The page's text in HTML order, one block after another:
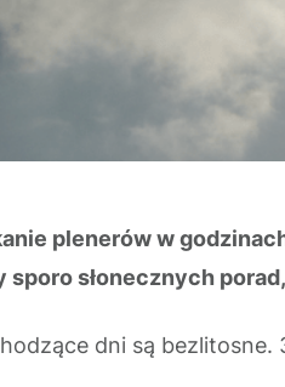
plenerów w
sporo słonecznych
dni są